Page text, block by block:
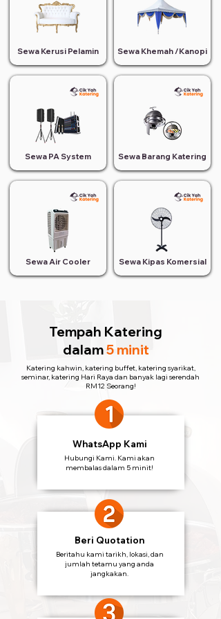
Sewa Kerusi Pelamin
Sewa PA System
Sewa Air Cooler
Sewa Khemah /Kanopi
Sewa Barang Katering
Sewa Kipas Komersial
Tempah Katering
dalam5 minit
Katering kahwin, katering buffet, katering syarikat,
seminar, katering Hari Raya dan banyak lagi serendah
RM12 Seorang!
WhatsApp Kami
Hubungi Kami. Kami akan
membalas dalam 5 minit!
Beri Quotation
Beritahu kami tarikh, lokasi, dan
jumlah tetamu yang anda
jangkakan.